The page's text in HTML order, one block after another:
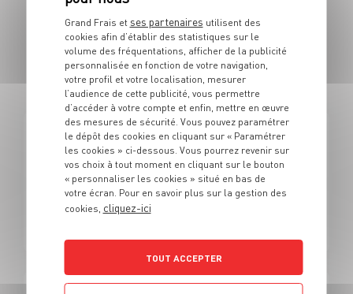
108 OFFRES
EN VENDEUR SPÉCIALISÉ EN F&L /
POISSON
FRUITS ET LÉGUMES
Alternance - Vendeur fruits et légumes/marée Grand
frais (H/F)
Grand Frais et ses partenaires utilisent des
cookies afin d’établir des statistiques sur le
volume des fréquentations, afficher de la publicité
personnalisée en fonction de votre navigation,
votre profil et votre localisation, mesurer
l’audience de cette publicité, vous permettre
d’accéder à votre compte et enfin, mettre en œuvre
des mesures de sécurité. Vous pouvez paramétrer
le dépôt des cookies en cliquant sur « Paramétrer
les cookies » ci-dessous. Vous pourrez revenir sur
vos choix à tout moment en cliquant sur le bouton
« personnaliser les cookies » situé en bas de
votre écran. Pour en savoir plus sur la gestion des
cookies, cliquez-ici
TOUT ACCEPTER